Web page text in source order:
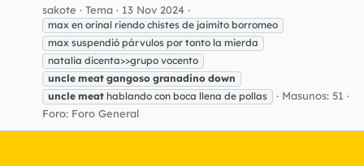
sakote Tema 13 Nov 2024
max en orinal riendo chistes de jaimito borromeo
max suspendió párvulos por tonto la mierda
natalia dicenta>>grupo vocento
uncle meat gangoso granadino down
uncle meat hablando con boca llena de pollas
Masunos: 51
Foro: Foro General